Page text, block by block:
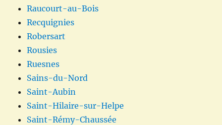
Raucourt-au-Bois
Recquignies
Robersart
Rousies
Ruesnes
Sains-du-Nord
Saint-Aubin
Saint-Hilaire-sur-Helpe
Saint-Rémy-Chaussée